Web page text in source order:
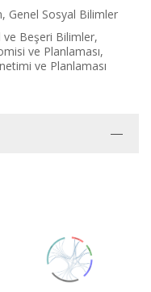
Genel Sosyal Bilimler
ve Beşeri Bilimler,
ve Planlaması,
ve Planlaması